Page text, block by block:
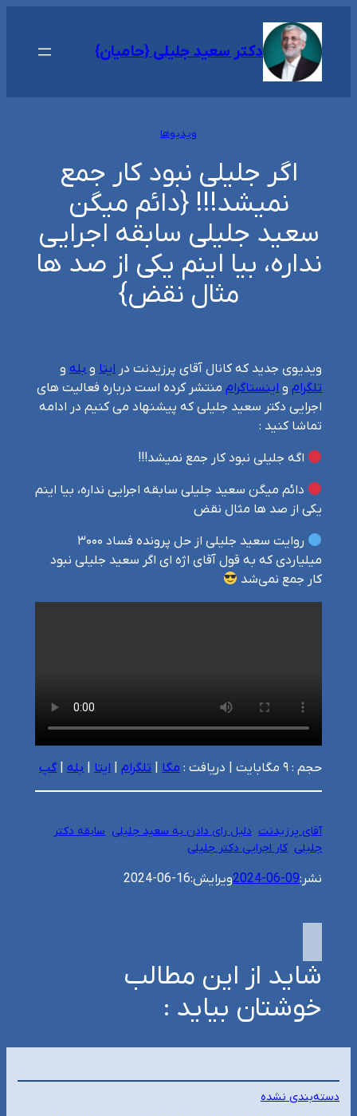
محتوا
دکتر سعید جلیلی {حامیان}
ویدیوها
اگر جلیلی نبود کار جمع
نمیشد!!! {دائم میگن
سعید جلیلی سابقه اجرایی
نداره، بیا اینم یکی از صد ها
مثال نقض}
ویدیوی جدید که کانال آقای پرزیدنت در ایتا و بله و
تلگرام و اینستاگرام منتشر کرده است درباره فعالیت های
اجرایی دکتر سعید جلیلی که پیشنهاد می کنیم در ادامه
تماشا کنید :
اگه جلیلی نبود کار جمع نمیشد!!!
دائم میگن سعید جلیلی سابقه اجرایی نداره، بیا اینم
یکی از صد ها مثال نقض
روایت سعید جلیلی از حل پرونده فساد ۳۰۰۰
میلیاردی که به قول آقای اژه ای اگر سعید جلیلی نبود
کار جمع نمی‌شد
حجم : ۹ مگابایت | دریافت : مگا| تلگرام ایتا| بله| گپ
آقای پرزیدنت دلیل رای دادن به سعید جلیلی سابقه دکتر
جلیلی کار اجرایی دکتر جلیلی
نشر:2024-06-09ویرایش:2024-06-16
شاید از این مطالب
خوشتان بیاید :
دسته‌بندی نشده